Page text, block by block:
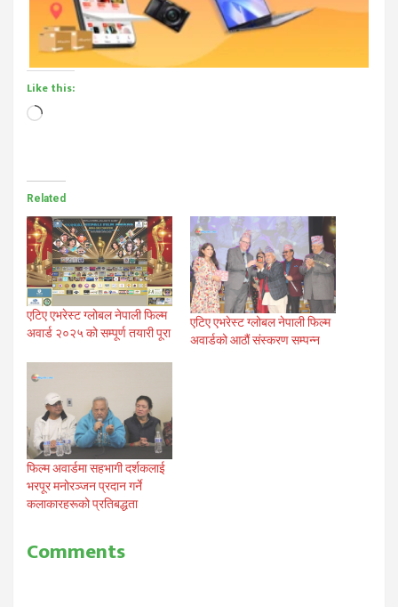
Like this:
Loading…
Related
एटिए एभरेस्ट ग्लोबल नेपाली फिल्म
अवार्ड २०२५ को सम्पूर्ण तयारी पूरा
एटिए एभरेस्ट ग्लोबल नेपाली फिल्म
अवार्डको आठौं संस्करण सम्पन्न
फिल्म अवार्डमा सहभागी दर्शकलाई
भरपूर मनोरञ्जन प्रदान गर्ने
कलाकारहरूको प्रतिबद्धता
Comments